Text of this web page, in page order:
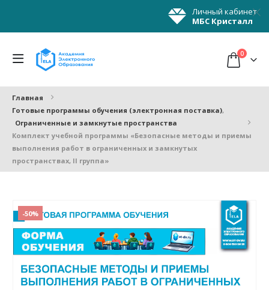
Личный кабинет
МБС Кристалл
0
Главная
Готовые программы обучения (электронная поставка),
Ограниченные и замкнутые пространства
Комплект учебной программы «Безопасные методы и приемы
выполнения работ в ограниченных и замкнутых
пространствах, II группа»
-50%